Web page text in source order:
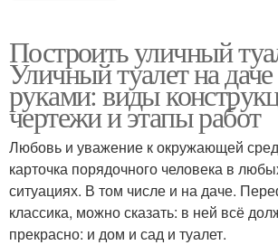
Построить уличный
Уличный туалет на
руками: виды
чертежи и этапы работ
Любовь и уважение к окружающей
карточка порядочного человека в
ситуациях. В том числе и на даче.
классика, можно сказать: в ней всё
прекрасно: и дом и сад и туалет.